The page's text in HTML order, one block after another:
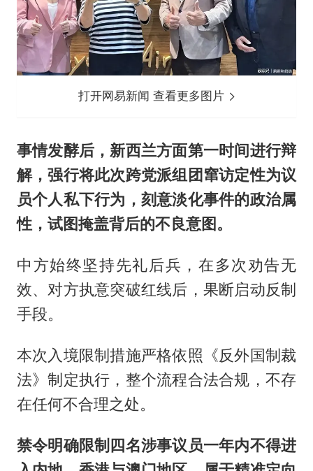
打开网易新闻 查看更多图片
事情发酵后，新西兰方面第一时间进行辩
解，强行将此次跨党派组团窜访定性为议
员个人私下行为，刻意淡化事件的政治属
性，试图掩盖背后的不良意图。
中方始终坚持先礼后兵，在多次劝告无
效、对方执意突破红线后，果断启动反制
手段。
本次入境限制措施严格依照《反外国制裁
法》制定执行，整个流程合法合规，不存
在任何不合理之处。
禁令明确限制四名涉事议员一年内不得进